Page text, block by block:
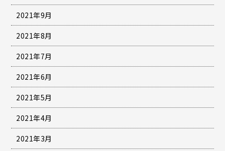
2021年9月
2021年8月
2021年7月
2021年6月
2021年5月
2021年4月
2021年3月